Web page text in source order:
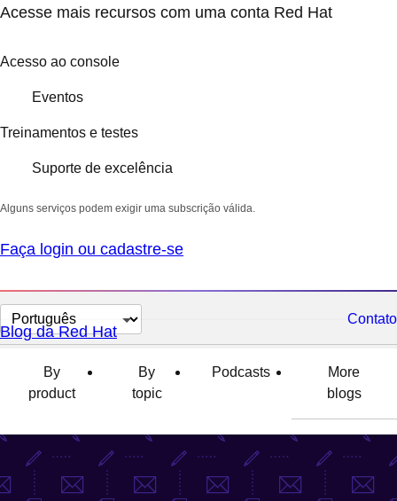
Acesse mais recursos com uma conta Red Hat
Acesso ao console
Eventos
Treinamentos e testes
Suporte de excelência
Alguns serviços podem exigir uma subscrição válida.
Faça login ou cadastre-se
Selecionar
idioma
Contato
Blog da Red Hat
By
product
By
topic
Podcasts
More
blogs